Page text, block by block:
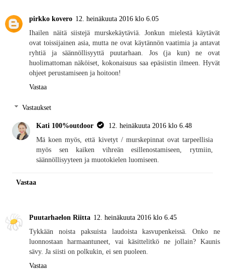
pirkko kovero 12. heinäkuuta 2016 klo 6.05
Ihailen näitä siistejä murskekäytäviä. Jonkun mielestä käytävät
ovat toissijainen asia, mutta ne ovat käytännön vaatimia ja antavat
ryhtiä ja säännöllisyyttä puutarhaan. Jos (ja kun) ne ovat
huolimattoman näköiset, kokonaisuus saa epäsiistin ilmeen. Hyvät
ohjeet perustamiseen ja hoitoon!
Vastaa
Vastaukset
Kati 100%outdoor
12. heinäkuuta 2016 klo 6.48
Mä koen myös, että kivetyt / murskepinnat ovat tarpeellisia
myös sen kaiken vihreän esillenostamiseen, rytmiin,
säännöllisyyteen ja muotokielen luomiseen.
Vastaa
Puutarhaelon Riitta 12. heinäkuuta 2016 klo 6.45
Tykkään noista paksuista laudoista kasvupenkeissä. Onko ne
luonnostaan harmaantuneet, vai käsittelitkö ne jollain? Kaunis
sävy. Ja siisti on polkukin, ei sen puoleen.
Vastaa